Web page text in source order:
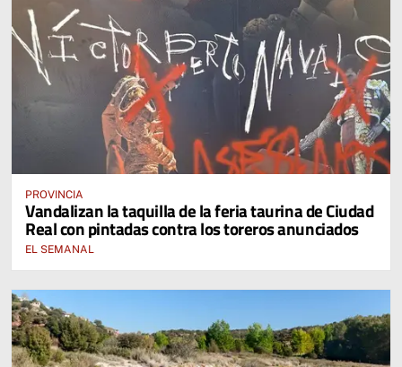
PROVINCIA
Vandalizan la taquilla de la feria taurina de Ciudad
Real con pintadas contra los toreros anunciados
EL SEMANAL